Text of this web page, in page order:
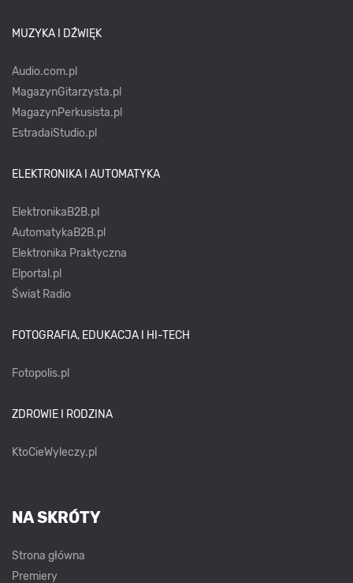
MUZYKA I DŹWIĘK
Audio.com.pl
MagazynGitarzysta.pl
MagazynPerkusista.pl
EstradaiStudio.pl
ELEKTRONIKA I AUTOMATYKA
ElektronikaB2B.pl
AutomatykaB2B.pl
Elektronika Praktyczna
Elportal.pl
Świat Radio
FOTOGRAFIA, EDUKACJA I HI-TECH
Fotopolis.pl
ZDROWIE I RODZINA
KtoCieWyleczy.pl
NA SKRÓTY
Strona główna
Premiery